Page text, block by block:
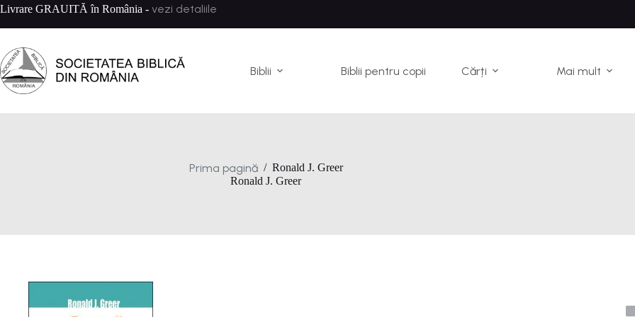
Sari
conținut
Livrare GRAUITĂ în România - vezi detaliile
Biblii Biblii pentru copii Cărți Mai mult
Prima pagină / Ronald J. Greer
Ronald J. Greer